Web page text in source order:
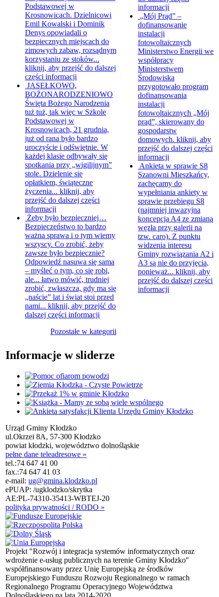
Podstawowej w
Krosnowicach. Dzielnicowi
Emil Kowalski i Dominik
Denys opowiadali o
bezpiecznych miejscach do
zimowych zabaw, rozsądnym
korzystaniu ze stoków...
kliknij, aby przejść do dalszej
części informacji
JASEŁKOWO,
BOŻONARODZENIOWO
Święta Bożego Narodzenia
tuż tuż, tak więc w Szkole
Podstawowej w
Krosnowicach, 21 grudnia,
już od rana było bardzo
uroczyście i odświętnie. W
każdej klasie odbywały się
spotkania przy „wigilijnym”
stole. Dzielenie się
opłatkiem, świąteczne
życzenia... kliknij, aby
przejść do dalszej części
informacji
Żeby było bezpieczniej…
Bezpieczeństwo to bardzo
ważna sprawa i o tym wiemy
wszyscy. Co zrobić, żeby
zawsze było bezpiecznie?
Odpowiedź nasuwa się sama
– myśleć o tym, co się robi,
ale... łatwo mówić, trudniej
zrobić, zwłaszcza, gdy ma się
„naście” lat i świat stoi przed
nami... kliknij, aby przejść do
dalszej części informacji
Pozostałe w kategorii
informacji
„Mój Prąd” –
dofinansowanie
instalacji
fotowoltaicznych
Ministerstwo Energii we
współpracy
Ministerstwem
Środowiska
przygotowało program
dofinansowania
instalacji
fotowoltaicznych „Mój
prąd”, skierowany do
gospodarstw
domowych. kliknij, aby
przejść do dalszej części
informacji
Ankieta w sprawie S8
Szanowni Mieszkańcy,
zachęcamy do
wypełniania ankiety w
sprawie przebiegu S8
(najmniej inwazyjna
koncepcja A4 ze zmianą
węzła przy galerii na
tzw. caro). Z punktu
widzenia interesu
Gminy rozwiązania A2 i
A3 są nie do przyjęcia,
ponieważ... kliknij, aby
przejść do dalszej części
informacji
Informacje w sliderze
Urząd Gminy Kłodzko
ul.Okrzei 8A, 57-300 Kłodzko
powiat kłodzki, województwo dolnośląskie
pełne dane teleadresowe »
tel.:74 647 41 00
fax.:74 647 41 03
e-mail: ug@gmina.klodzko.pl
ePUAP: /ugklodzko/skrytka
AE:PL-74310-35413-WBTEJ-20
polityka prywatności / RODO »
Projekt "Rozwój i integracja systemów informatycznych oraz
wdrożenie e-usług publicznych na terenie Gminy Kłodzko"
współfinansowany przez Unię Europejską ze środków
Europejskiego Funduszu Rozwoju Regionalnego w ramach
Regionalnego Programu Operacyjnego Województwa
Dolnośląskiego na lata 2014-2020.